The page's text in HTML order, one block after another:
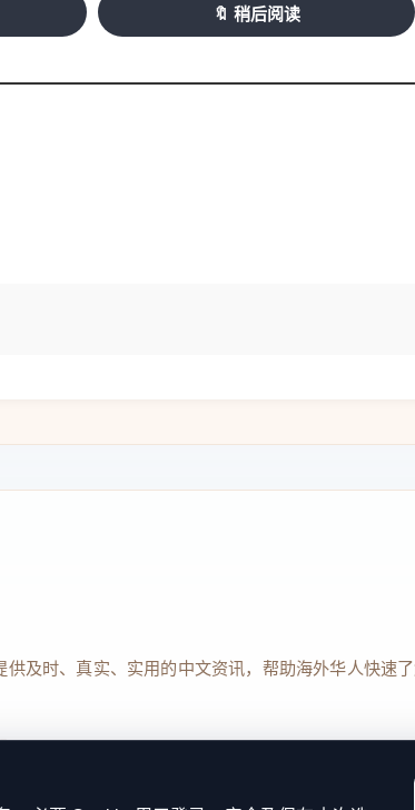
🔖 稍后阅读
及时、真实、实用的中文资讯，帮助海外华人快速了